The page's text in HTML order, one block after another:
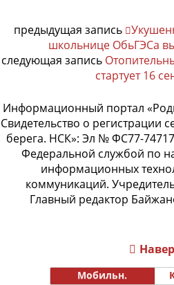
предыдущая запись
школьнице ОбьГЭСа
следующая запись
стартует 16
Информационный портал
Свидетельство о регистрации
берега. НСК»: Эл № ФС77-
Федеральной службой по
информационных
коммуникаций.
Главный редактор
Мобильн.